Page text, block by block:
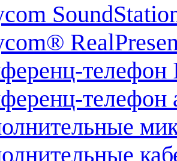
телефон
телефон